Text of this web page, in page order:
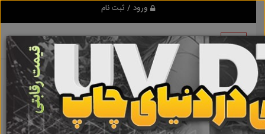
ورود / ثبت نام